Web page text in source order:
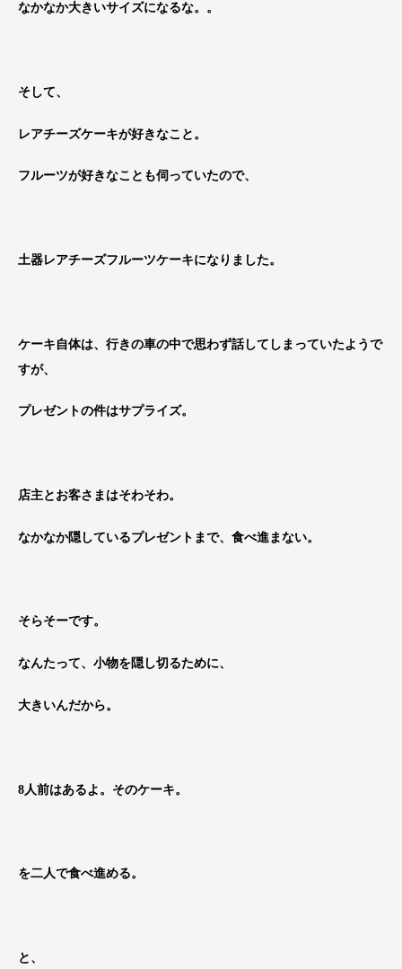
なかなか大きいサイズになるな。。
そして、
レアチーズケーキが好きなこと。
フルーツが好きなことも伺っていたので、
土器レアチーズフルーツケーキになりました。
ケーキ自体は、行きの車の中で思わず話してしまっていたようで
すが、
プレゼントの件はサプライズ。
店主とお客さまはそわそわ。
なかなか隠しているプレゼントまで、食べ進まない。
そらそーです。
なんたって、小物を隠し切るために、
大きいんだから。
8人前はあるよ。そのケーキ。
を二人で食べ進める。
と、